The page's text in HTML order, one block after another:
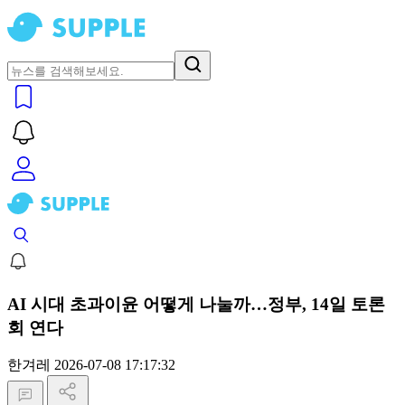
AI 시대 초과이윤 어떻게 나눌까…정부, 14일 토론
회 연다
한겨레 2026-07-08 17:17:32